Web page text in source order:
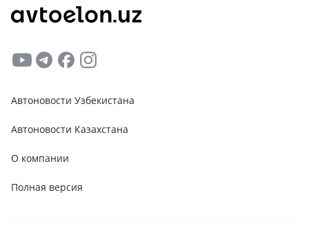
Автоновости Узбекистана
Автоновости Казахстана
О компании
Полная версия